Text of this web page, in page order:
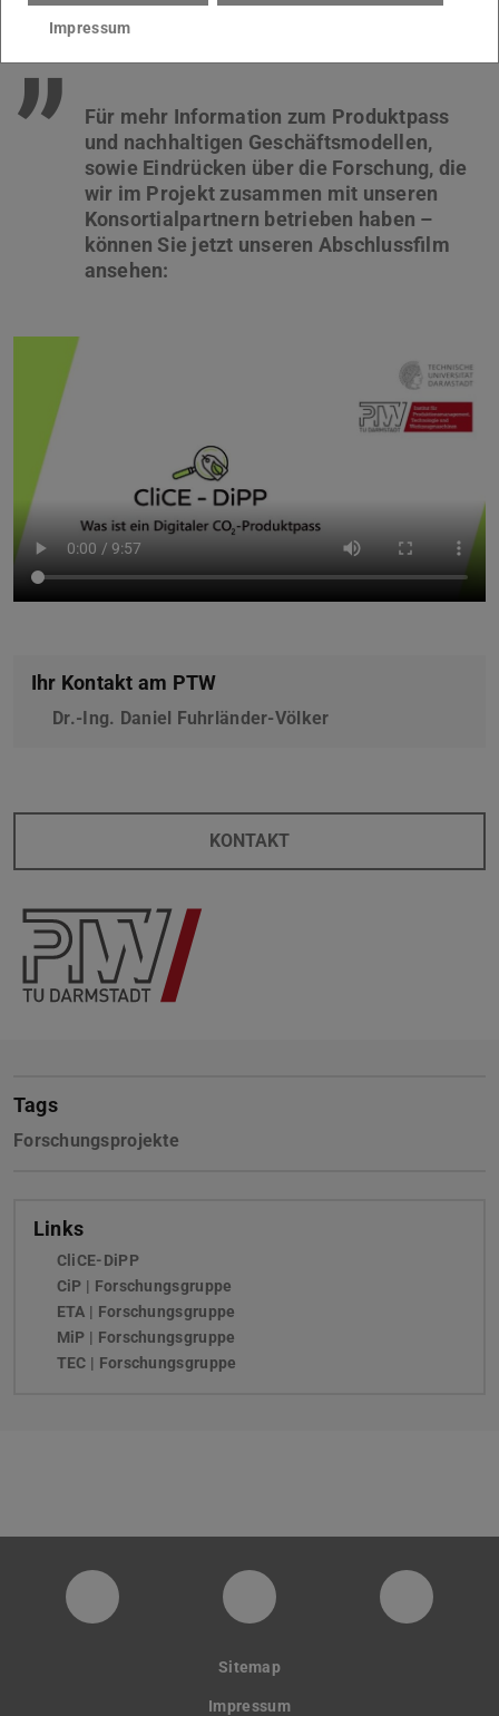
zukünftige Anwendungen und Projektezu überführen.
”
Für mehr Information zum Produktpass
und nachhaltigen Geschäftsmodellen,
sowie Eindrücken über die Forschung, die
wir im Projekt zusammen mit unseren
Konsortialpartnern betrieben haben –
können Sie jetzt unseren Abschlussfilm
Ihr Kontakt am PTW
Dr.-Ing. Daniel Fuhrländer-Völker
KONTAKT
Tags
Forschungsprojekte
Links
CliCE-DiPP
CiP | Forschungsgruppe
ETA | Forschungsgruppe
MiP | Forschungsgruppe
TEC | Forschungsgruppe
PTW YouTube KanalPTW LinkedIn
Sitemap
Impressum
Impressum